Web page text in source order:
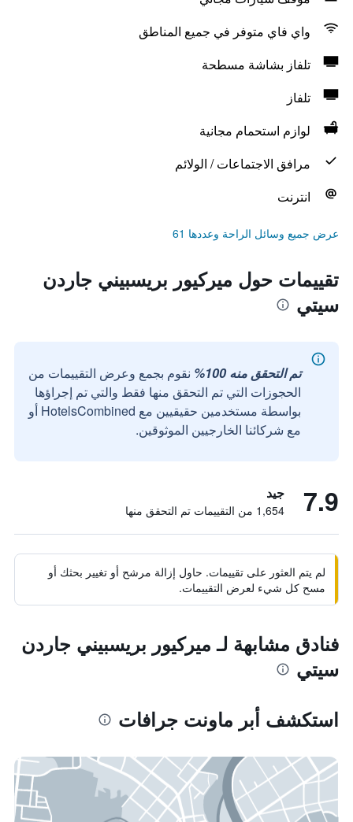
واي فاي متوفر في جميع المناطق
تلفاز بشاشة مسطحة
تلفاز
لوازم استحمام مجانية
مرافق الاجتماعات / الولائم
انترنت
عرض جميع وسائل الراحة وعددها 61
تقييمات حول ميركيور بريسبيني جاردن
سيتي
تم التحقق منه 100%
نقوم بجمع وعرض التقييمات من
الحجوزات التي تم التحقق منها فقط والتي تم إجراؤها
بواسطة مستخدمين حقيقيين مع HotelsCombined أو
مع شركائنا الخارجيين الموثوقين.
7.9 جيد
1,654 من التقييمات تم التحقق منها
لم يتم العثور على تقييمات. حاول إزالة مرشح أو تغيير بحثك أو
مسح كل شيء لعرض التقييمات.
فنادق مشابهة لـ ميركيور بريسبيني جاردن
سيتي
استكشف أبر ماونت جرافات